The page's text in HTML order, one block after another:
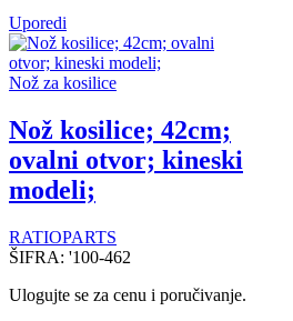
Uporedi
Nož za kosilice
Nož kosilice; 42cm;
ovalni otvor; kineski
modeli;
RATIOPARTS
ŠIFRA: '100-462
Ulogujte se za cenu i poručivanje.